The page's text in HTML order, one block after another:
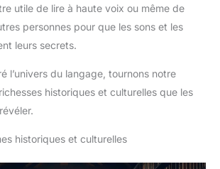
utile de lire à haute voix ou même de
personnes pour que les sons et les
leurs secrets.
l’univers du langage, tournons notre
historiques et culturelles que les
historiques et culturelles